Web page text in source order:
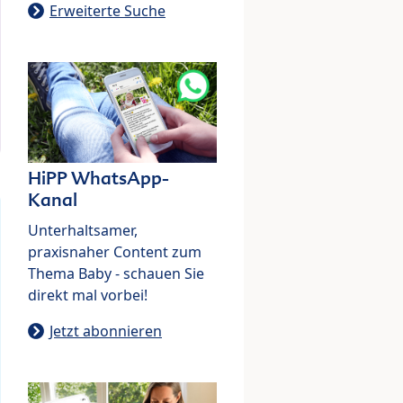
Erweiterte Suche
HiPP WhatsApp-
Kanal
Unterhaltsamer,
praxisnaher Content zum
Thema Baby - schauen Sie
direkt mal vorbei!
Jetzt abonnieren